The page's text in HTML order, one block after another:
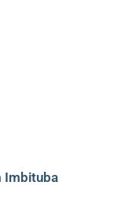
Imbituba